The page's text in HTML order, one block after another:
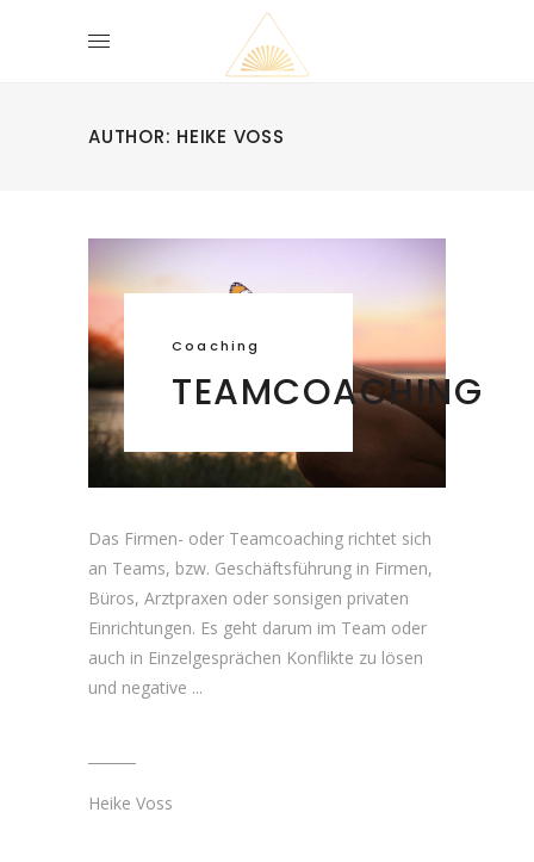
AUTHOR: HEIKE VOSS
Coaching
TEAMCOACHING
Das Firmen- oder Teamcoaching richtet sich
an Teams, bzw. Geschäftsführung in Firmen,
Büros, Arztpraxen oder sonsigen privaten
Einrichtungen. Es geht darum im Team oder
auch in Einzelgesprächen Konflikte zu lösen
und negative
Heike Voss